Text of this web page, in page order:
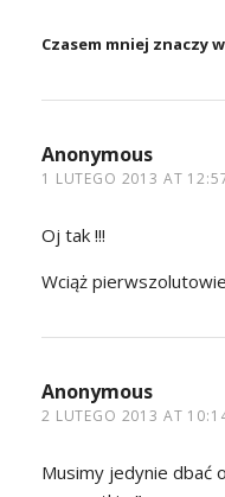
Czasem mniej znaczy
Anonymous
1 LUTEGO 2013 AT
Oj tak !!!
Wciąż
Anonymous
2 LUTEGO 2013 AT
Musimy jedynie dbać